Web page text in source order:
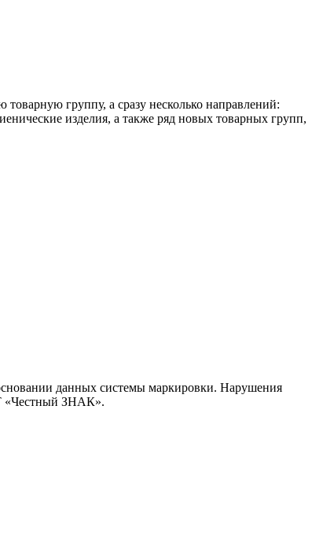
группу, а сразу несколько направлений:
изделия, а также ряд новых товарных групп,
данных системы маркировки. Нарушения
«Честный ЗНАК».